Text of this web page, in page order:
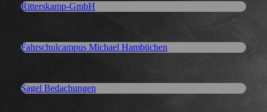
Ritterskamp-GmbH
Fahrschulcampus Michael Hambüchen
Sagel Bedachungen